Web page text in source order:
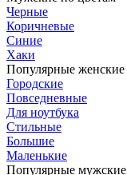
Черные
Коричневые
Синие
Хаки
Популярные женские
Городские
Повседневные
Для ноутбука
Стильные
Большие
Маленькие
Популярные мужские